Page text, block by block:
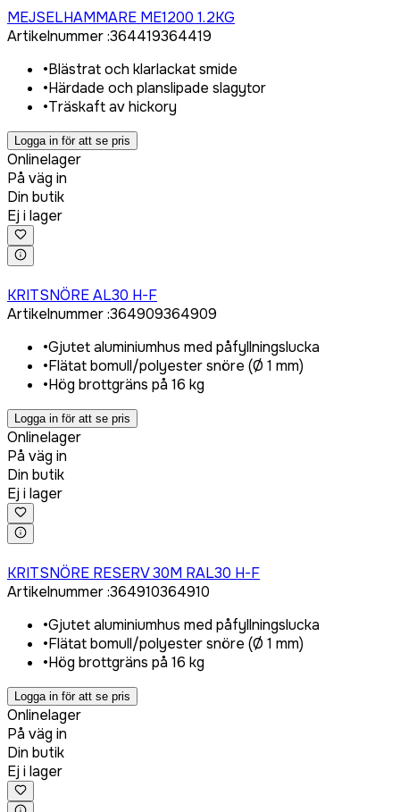
MEJSELHAMMARE ME1200 1.2KG
Artikelnummer:364419364419
•Blästrat och klarlackat smide
•Härdade och planslipade slagytor
•Träskaft av hickory
Logga in för att se pris
Onlinelager
På väg in
Din butik
Ej i lager
KRITSNÖRE AL30 H-F
Artikelnummer:364909364909
•Gjutet aluminiumhus med påfyllningslucka
•Flätat bomull/polyester snöre (Ø 1 mm)
•Hög brottgräns på 16 kg
Logga in för att se pris
Onlinelager
På väg in
Din butik
Ej i lager
KRITSNÖRE RESERV 30M RAL30 H-F
Artikelnummer:364910364910
•Gjutet aluminiumhus med påfyllningslucka
•Flätat bomull/polyester snöre (Ø 1 mm)
•Hög brottgräns på 16 kg
Logga in för att se pris
Onlinelager
På väg in
Din butik
Ej i lager